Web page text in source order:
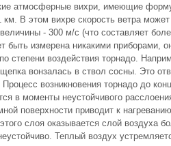
атмосферные вихри, имеющие
В этом вихре скорость ветра может
- 300 м/с (что составляет
быть измерена никакими приборами,
степени воздействия торнадо.
вонзалась в ствол сосны. Это
возникновения торнадо до
в моменты неустойчивого
поверхности приводит к
слоя оказывается слой воздуха
Теплый воздух